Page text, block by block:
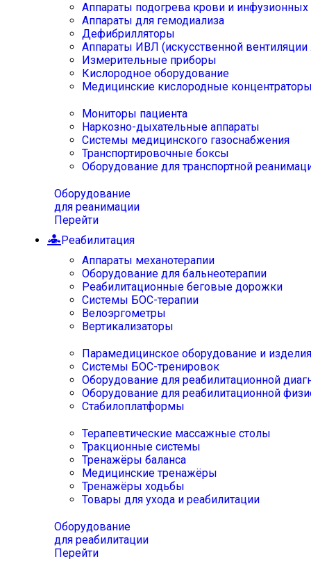
Аппараты подогрева крови и инфузионных
Аппараты для гемодиализа
Дефибрилляторы
Аппараты ИВЛ (искусственной вентиляции
Измерительные приборы
Кислородное оборудование
Медицинские кислородные
Мониторы пациента
Наркозно-дыхательные аппараты
Системы медицинского газоснабжения
Транспортировочные боксы
Оборудование для транспортной
Оборудование
для реанимации
Перейти
Реабилитация
Аппараты механотерапии
Оборудование для бальнеотерапии
Реабилитационные беговые дорожки
Системы БОС-терапии
Велоэргометры
Вертикализаторы
Парамедицинское оборудование и изделия
Системы БОС-тренировок
Оборудование для реабилитационной
Оборудование для реабилитационной
Стабилоплатформы
Терапевтические массажные столы
Тракционные системы
Тренажёры баланса
Медицинские тренажёры
Тренажёры ходьбы
Товары для ухода и реабилитации
Оборудование
для реабилитации
Перейти